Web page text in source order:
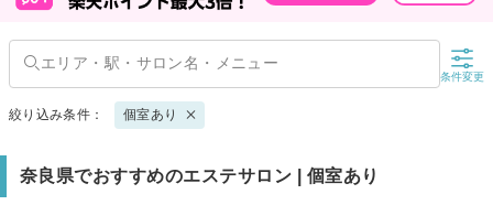
条件変更
絞り込み条件： 個室あり
奈良県でおすすめのエステサロン | 個室あり